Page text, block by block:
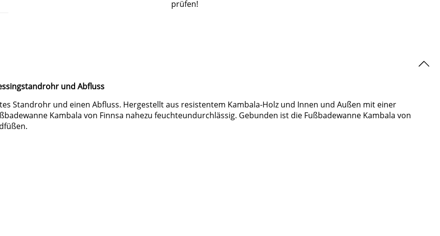
und Abfluss
Standrohr und einen Abfluss. Hergestellt aus resistentem Kambala-Holz und Innen und Außen mit einer
Kambala von Finnsa nahezu feuchteundurchlässig. Gebunden ist die Fußbadewanne Kambala von